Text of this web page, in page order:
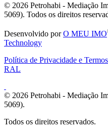
© 2026 Petrohabi - Mediação
5069). Todos os direitos
Desenvolvido porO MEU IMO
Technology
Política de Privacidade e
RAL
© 2026 Petrohabi - Mediação
5069).
Todos os direitos reservados.